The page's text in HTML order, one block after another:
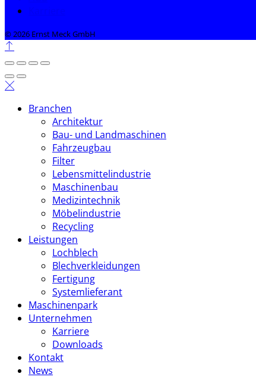
© 2026 Ernst Meck GmbH
Branchen
Architektur
Bau- und Landmaschinen
Fahrzeugbau
Filter
Lebensmittelindustrie
Maschinenbau
Medizintechnik
Möbelindustrie
Recycling
Leistungen
Lochblech
Blechverkleidungen
Fertigung
Systemlieferant
Maschinenpark
Unternehmen
Karriere
Downloads
Kontakt
News